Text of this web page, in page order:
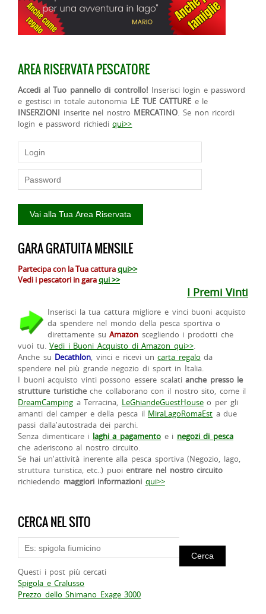
AREA RISERVATA PESCATORE
Accedi al Tuo pannello di controllo! Inserisci login e password
e gestisci in totale autonomia LE TUE CATTURE e le
INSERZIONI inserite nel nostro MERCATINO. Se non ricordi
login e password richiediqui>>
GARA GRATUITA MENSILE
Partecipa con la Tua catturaqui>>
Vedi i pescatori in garaqui >>
I Premi Vinti
Inserisci la tua cattura migliore e vinci buoni acquisto
da spendere nel mondo della pesca sportiva o
direttamente suAmazon scegliendo i prodotti che
vuoi tu.Vedi i Buoni Acquisto di Amazon qui>>.
Anche su Decathlon, vinci e ricevi uncarta regalo da
spendere nel più grande negozio di sport in Italia.
I buoni acquisto vinti possono essere scalatianche presso le
strutture turisticheche collaborano con il nostro sito, come il
DreamCamping a Terracina, LeGhiandeGuestHouseo per gli
amanti del camper e della pesca il MiraLagoRomaEst a due
passi dalla'autostrada dei parchi.
Senza dimenticare i laghi a pagamento e i negozi di pesca
che aderiscono al nostro circuito.
Se hai un'attività inerente alla pesca sportiva (Negozio, lago,
struttura turistica, etc..) puoientrare nel nostro circuito
richiedendo maggiori informazioni qui>>
CERCA NEL SITO
Questi i post più cercati
Spigola e Cralusso
Prezzo dello Shimano Exage 3000